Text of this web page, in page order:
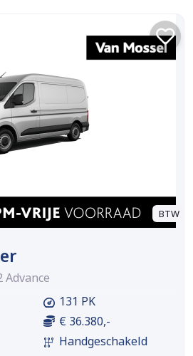
BTW
Advance
131 PK
€ 36.380,-
Handgeschakeld